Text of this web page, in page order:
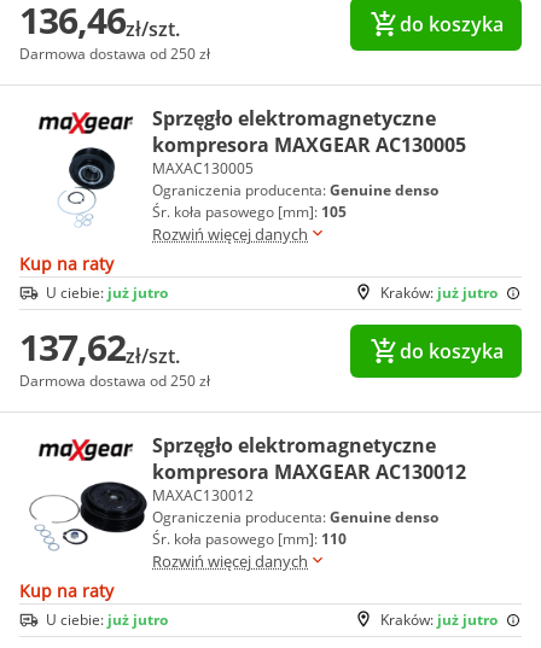
136,46zł/szt.
Darmowa dostawa od 250 zł
do koszyka
Sprzęgło elektromagnetyczne
kompresora MAXGEAR AC130005
MAXAC130005
Ograniczenia producenta:Genuine denso
Śr. koła pasowego [mm]: 105
Rozwiń więcej danych
Kup na raty
Kraków: już jutro
U ciebie: już jutro
137,62zł/szt.
Darmowa dostawa od 250 zł
do koszyka
Sprzęgło elektromagnetyczne
kompresora MAXGEAR AC130012
MAXAC130012
Ograniczenia producenta:Genuine denso
Śr. koła pasowego [mm]: 110
Rozwiń więcej danych
Kup na raty
Kraków: już jutro
U ciebie: już jutro